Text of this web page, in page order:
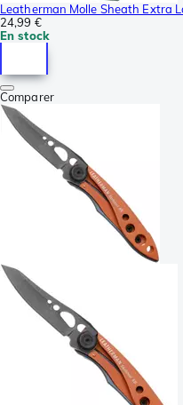
Leatherman Molle Sheath Extra
24,99 €
En stock
Comparer